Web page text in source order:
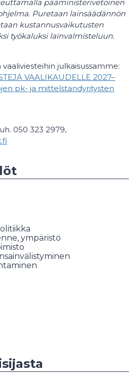
pääministerivetoinen
Puretaan lainsäädännön
kustannusvaikutusten
työkaluksi lainvalmisteluun.
julkaisussamme:
VAALIKAUDELLE 2027–
pk- ja mittelstandyritysten
050 323 2979,
ympäristö